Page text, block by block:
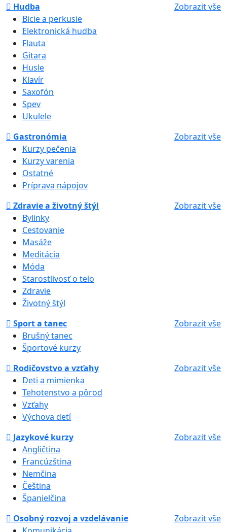
Hudba
Zobrazit vše
Bicie a perkusie
Elektronická hudba
Flauta
Gitara
Husle
Klavír
Saxofón
Spev
Ukulele
Gastronómia
Zobrazit vše
Kurzy pečenia
Kurzy varenia
Ostatné
Príprava nápojov
Zdravie a životný štýl
Zobrazit vše
Bylinky
Cestovanie
Masáže
Meditácia
Móda
Starostlivosť o telo
Zdravie
Životný štýl
Sport a tanec
Zobrazit vše
Brušný tanec
Športové kurzy
Rodičovstvo a vzťahy
Zobrazit vše
Deti a mimienka
Tehotenstvo a pôrod
Vzťahy
Výchova detí
Jazykové kurzy
Zobrazit vše
Angličtina
Francúzština
Nemčina
Čeština
Španielčina
Osobný rozvoj a vzdelávanie
Zobrazit vše